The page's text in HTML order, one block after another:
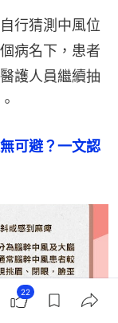
行猜測中風位
病名下，患者
護人員繼續抽
可避？一文認
22